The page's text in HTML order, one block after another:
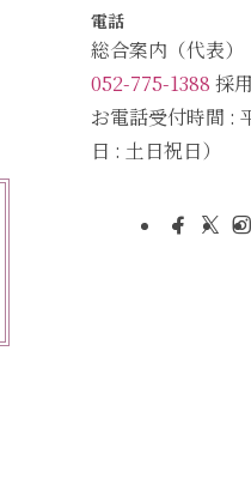
電話
総合案内（代表）
052-775-1388 採
お電話受付時間 :
日 : 土日祝日）